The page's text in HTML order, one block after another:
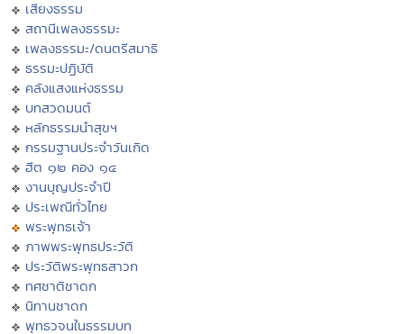
เสียงธรรม
สถานีเพลงธรรมะ
เพลงธรรมะ/ดนตรีสมาธิ
ธรรมะปฏิบัติ
คลังแสงแห่งธรรม
บทสวดมนต์
หลักธรรมนำสุขฯ
กรรมฐานประจำวันเกิด
ฮีต ๑๒ คอง ๑๔
งานบุญประจำปี
ประเพณีทั่วไทย
พระพุทธเจ้า
ภาพพระพุทธประวัติ
ประวัติพระพุทธสาวก
ทศชาติชาดก
นิทานชาดก
พุทธวจนในธรรมบท